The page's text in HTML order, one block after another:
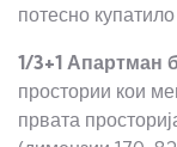
потесно
1/3+1 Апартман
простории кои
првата